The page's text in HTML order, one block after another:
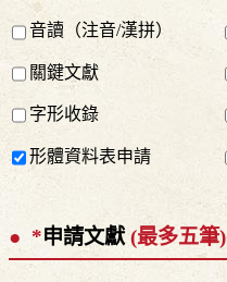
音讀（注音/漢拼）
關鍵文獻
字形收錄
形體資料表申請
*申請文獻(最多五筆)